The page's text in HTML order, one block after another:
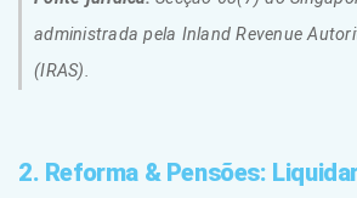
administrada pela Inland Revenue
(IRAS).
2. Reforma & Pensões: